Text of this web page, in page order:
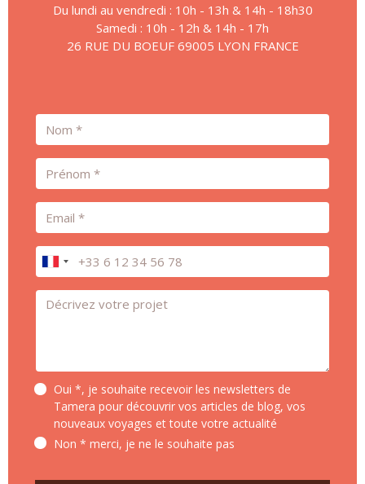
Du lundi au vendredi : 10h - 13h & 14h - 18h30
Samedi : 10h - 12h & 14h - 17h
26 RUE DU BOEUF 69005 LYON FRANCE
Nom
Prénom
Email
Téléphone
Message *
Oui *, je souhaite recevoir les newsletters de
Tamera pour découvrir vos articles de blog, vos
nouveaux voyages et toute votre actualité
Non * merci, je ne le souhaite pas